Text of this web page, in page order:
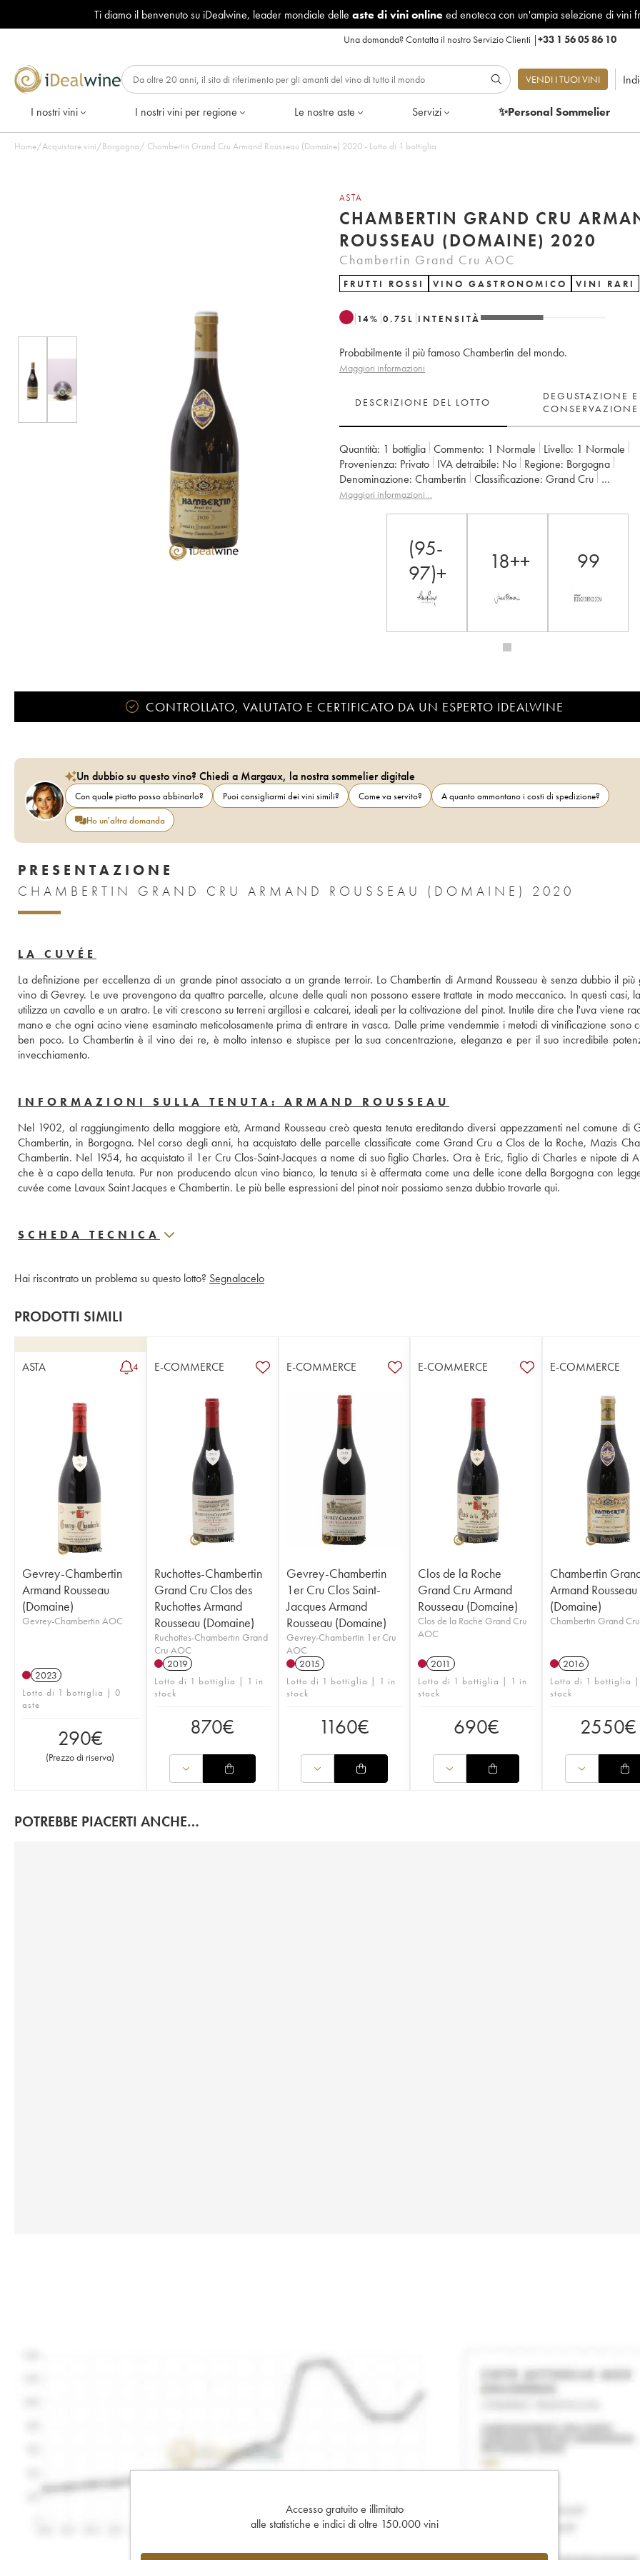
Ti diamo il benvenuto su iDealwine, leader mondiale delle aste di vini onlineed enoteca con un'ampia selezione di vini
Una domanda?Contatta il nostro Servizio Clienti |+33 1 56 05 86 10
VENDI I TUOI VINI
I nostri vini I nostri vini per regione Le nostre aste Servizi ✨Personal Sommelier
Home/Acquistare vini/Borgogna/ Chambertin Grand Cru Armand Rousseau (Domaine) 2020 - Lotto di 1 bottiglia
ASTA
CHAMBERTIN GRAND CRU
ROUSSEAU (DOMAINE) 2020
Chambertin Grand Cru AOC
FRUTTI ROSSI VINO GASTRONOMICO VINI RARI
14% 0.75 L INTENSITÀ
Probabilmente il più famoso Chambertin del mondo.
Maggiori informazioni
DESCRIZIONE DEL LOTTO
DEGUSTAZIONE E
CONSERVAZIONE
Quantità: 1 bottiglia Commento: 1 Normale Livello: 1 Normale
Provenienza:
privato IVA detraibile: no Regione:
Borgogna
Denominazione:
Chambertin Classificazione:
Grand Cru
Proprietario:
Armand Rousseau (Domaine)
Maggiori informazioni…
(95-
97)+
18++ 99
CONTROLLATO, VALUTATO E CERTIFICATO DA UN ESPERTO IDEALWINE
Un dubbio su questo vino? Chiedi a Margaux, la nostra sommelier digitale
Con quale piatto posso abbinarlo? Puoi consigliarmi dei vini simili? Come va servito?
A quanto ammontano i costi di spedizione?
Ho un'altra domanda
PRESENTAZIONE
CHAMBERTIN GRAND CRU ARMAND ROUSSEAU (DOMAINE) 2020
LA CUVÉE
La definizione per eccellenza di un grande pinot associato a un grande terroir. Lo Chambertin di Armand Rousseau è senza dubbio il più
vino di Gevrey. Le uve provengono da quattro parcelle, alcune delle quali non possono essere trattate in modo meccanico. In questi casi,
utilizza un cavallo e un aratro. Le viti crescono su terreni argillosi e calcarei, ideali per la coltivazione del pinot. Inutile dire che l'uva viene
mano e che ogni acino viene esaminato meticolosamente prima di entrare in vasca. Dalle prime vendemmie i metodi di vinificazione sono
ben poco. Lo Chambertin è il vino dei re, è molto intenso e stupisce per la sua concentrazione, eleganza e per il suo incredibile
INFORMAZIONI SULLA TENUTA: ARMAND ROUSSEAU
Nel 1902, al raggiungimento della maggiore età, Armand Rousseau creò questa tenuta ereditando diversi appezzamenti nel comune di
Chambertin, in Borgogna. Nel corso degli anni, ha acquistato delle parcelle classificate come Grand Cru a Clos de la Roche, Mazis
Chambertin. Nel 1954, ha acquistato il 1er Cru Clos-Saint-Jacques a nome di suo figlio Charles. Ora è Eric, figlio di Charles e nipote di
che è a capo della tenuta. Pur non producendo alcun vino bianco, la tenuta si è affermata come una delle icone della Borgogna con
cuvée come Lavaux Saint Jacques e Chambertin. Le più belle espressioni del pinot noir possiamo senza dubbio trovarle qui.
SCHEDA TECNICA
Hai riscontrato un problema su questo lotto? Segnalacelo
PRODOTTI SIMILI
ASTA 4
Gevrey-Chambertin
Armand Rousseau
(Domaine)
Gevrey-Chambertin AOC
2023
Lotto di 1 bottiglia | 0
aste
290€
(Prezzo di riserva)
E-COMMERCE
Ruchottes-Chambertin
Grand Cru Clos des
Ruchottes Armand
Rousseau (Domaine)
Ruchottes-Chambertin Grand
Cru AOC
2019
Lotto di 1 bottiglia | 1 in
stock
870€
E-COMMERCE
Gevrey-Chambertin
1er Cru Clos Saint-
Jacques Armand
Rousseau (Domaine)
Gevrey-Chambertin 1er Cru
AOC
2015
Lotto di 1 bottiglia | 1 in
stock
1160€
E-COMMERCE
Clos de la Roche
Grand Cru Armand
Rousseau (Domaine)
Clos de la Roche Grand Cru
AOC
2011
Lotto di 1 bottiglia | 1 in
stock
690€
E-COMMERCE
Chambertin
Armand Rousseau
(Domaine)
Chambertin Grand
2016
Lotto di 1 bottiglia
stock
2550€
POTREBBE PIACERTI ANCHE…
Accesso gratuito e illimitato
alle statistiche e indici di oltre 150.000 vini